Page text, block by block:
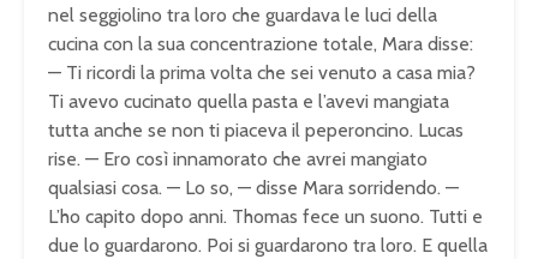
nel seggiolino tra loro che guardava le luci della
cucina con la sua concentrazione totale, Mara disse:
— Ti ricordi la prima volta che sei venuto a casa mia?
Ti avevo cucinato quella pasta e l’avevi mangiata
tutta anche se non ti piaceva il peperoncino. Lucas
rise. — Ero così innamorato che avrei mangiato
qualsiasi cosa. — Lo so, — disse Mara sorridendo. —
L’ho capito dopo anni. Thomas fece un suono. Tutti e
due lo guardarono. Poi si guardarono tra loro. E quella